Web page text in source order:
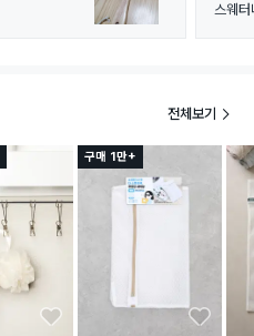
스웨터
전체보기
구매 1만+